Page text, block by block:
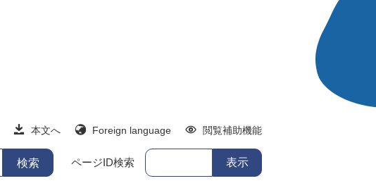
本文へ Foreign language 閲覧補助機能
ページID検索